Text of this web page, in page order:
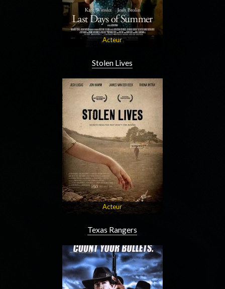
Acteur
Stolen Lives
Acteur
Texas Rangers